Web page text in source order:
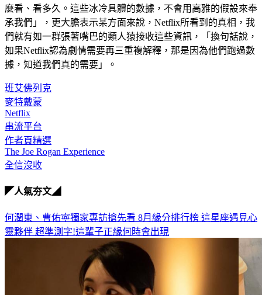
麼看、看多久。這些冰冷具體的數據，不會用高雅的假設來奉
承我們」，更大膽表示某方面來說，Netflix所看到的真相，我
們就有如一群張著嘴巴的類人猿接收這些資訊，「換句話說，
如果Netflix認為劇情需要再三重複解釋，那是因為他們跑過數
據，知道我們真的需要」。
班艾佛列克
麥特戴蒙
Netflix
串流平台
作者頁精選
The Joe Rogan Experience
全信沒收
◤人氣夯文◢
何潤東、曹佑寧獨家專訪搶先看 8月緣分排行榜 這星座遇見心
靈夥伴 超準測字!這輩子正緣何時會出現